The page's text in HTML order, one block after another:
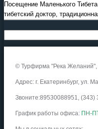
Посещение Маленького
тибетский доктор,
© Турфирма "Река Желаний",
Адрес: г. Екатеринбург, ул.
Звоните:89530088951,
График работы офиса: ПН-